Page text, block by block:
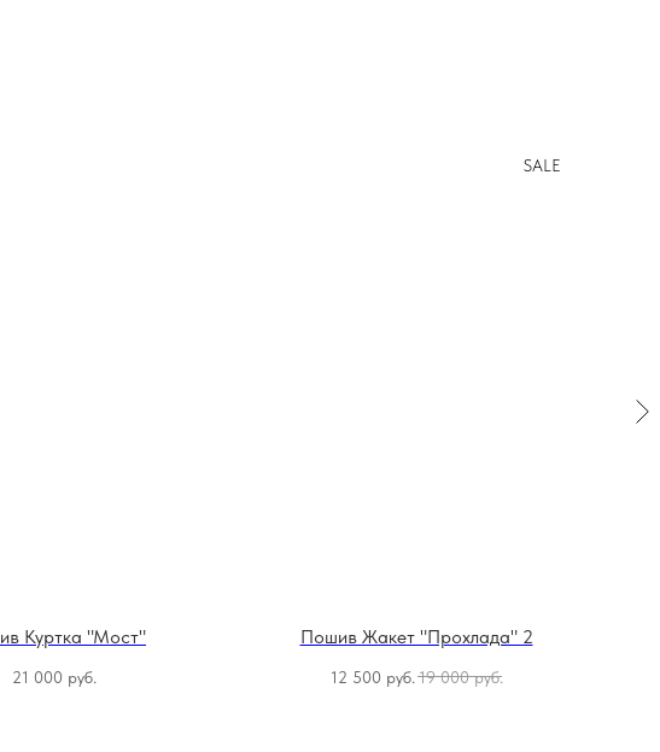
Куртка "Мост"
21 000 руб.
SALE
Пошив Жакет "Прохлада" 2
12 500 руб. 19 000 руб.